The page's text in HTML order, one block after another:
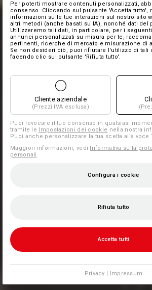
Per poterti mostrare contenuti personalizzati,
consenso. Cliccando sul pulsante 'Accetta tutto',
informazioni sulle tue interazioni sul nostro sito
altri metodi (anche basati su IA), nonché dati del
Utilizzeremo tali dati, in particolare, per i
annunci personalizzati su misura per te,
pertinenti, ricerche di mercato e misurazione di
Se non desideri ciò, puoi rifiutare l'utilizzo di tali
facendo clic sul pulsante 'Rifiuta tutto'.
Cliente aziendale
(Prezzi IVA esclusa)
Puoi revocare il tuo consenso in qualsiasi
tramite le Impostazioni dei cookie nella nostra
Puoi anche personalizzare la tua scelta alla voce
Maggiori informazioni, vedi Informativa sulla
personali .
Configura i cookie
Rifiuta tutto
Accetta tutti
Privacy | Impressum